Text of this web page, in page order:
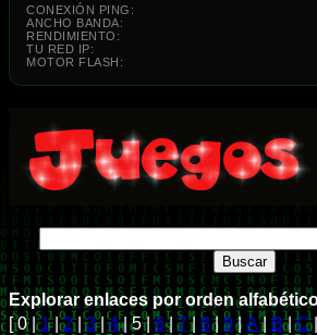
CONEXIÓN PING:
ANCHO BANDA:
RENDIMIENTO:
TU RED IP:
MOTOR FLASH:
Explorar enlaces por orden
[ 0 |1|2|3|4| 5 |6|7| 8| 9| A| B|C